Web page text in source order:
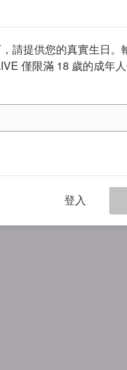
請提供您的真實生日。
僅限滿 18 歲的成年人
登入